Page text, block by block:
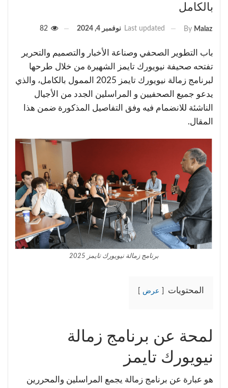
بالكامل
By Malaz
Last updated نوفمبر 4, 2024
باب التطوير الصحفي وصناعة الأخبار والتصميم والتحرير
تفتحه صحيفة نيويورك تايمز الشهيرة من خلال طرحها
لبرنامج زمالة نيويورك تايمز 2025 الممول بالكامل، والذي
يدعو جميع الصحفيين و المراسلين الجدد من الأجيال
الناشئة للانضمام فيه وفق التفاصيل المذكورة ضمن هذا
المقال.
برنامج زمالة نيويورك تايمز 2025
المحتويات عرض
لمحة عن برنامج زمالة
نيويورك تايمز
هو عبارة عن برنامج زمالة يجمع المراسلين والمحررين